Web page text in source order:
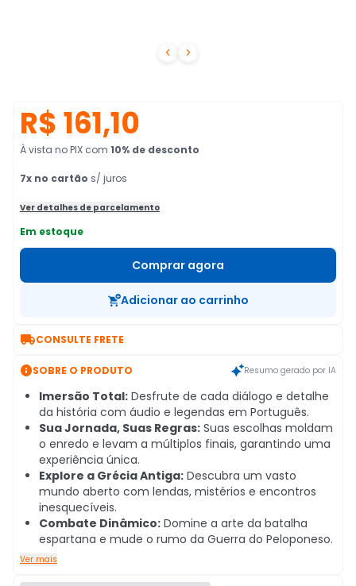
 
R$ 161,10
À vista no PIX com 10% de desconto
7x no cartão s/ juros
Ver detalhes de parcelamento
Em estoque
Comprar agora
Adicionar ao carrinho
CONSULTE FRETE
SOBRE O PRODUTO Resumo gerado por IA
Imersão Total: Desfrute de cada diálogo e detalhe
da história com áudio e legendas em Português.
Sua Jornada, Suas Regras: Suas escolhas moldam
o enredo e levam a múltiplos finais, garantindo uma
experiência única.
Explore a Grécia Antiga: Descubra um vasto
mundo aberto com lendas, mistérios e encontros
inesquecíveis.
Combate Dinâmico: Domine a arte da batalha
espartana e mude o rumo da Guerra do Peloponeso.
Ver mais